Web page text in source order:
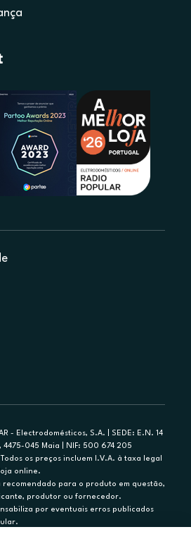
- Electrodomésticos, S.A. | SEDE: E.N. 14
4475-045 Maia | NIF: 500 674 205
os preços incluem I.V.A. à taxa legal
online.
recomendado para o produto em questão,
produtor ou fornecedor.
por eventuais erros publicados